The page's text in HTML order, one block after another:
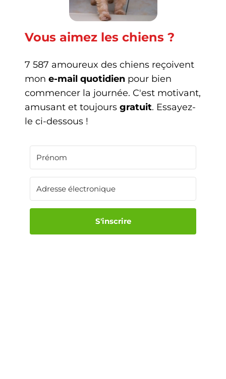
Vous aimez les chiens ?
7 587 amoureux des chiens reçoivent
mon e-mail quotidien pour bien
commencer la journée. C'est motivant,
amusant et toujours gratuit. Essayez-
le ci-dessous !
S'inscrire